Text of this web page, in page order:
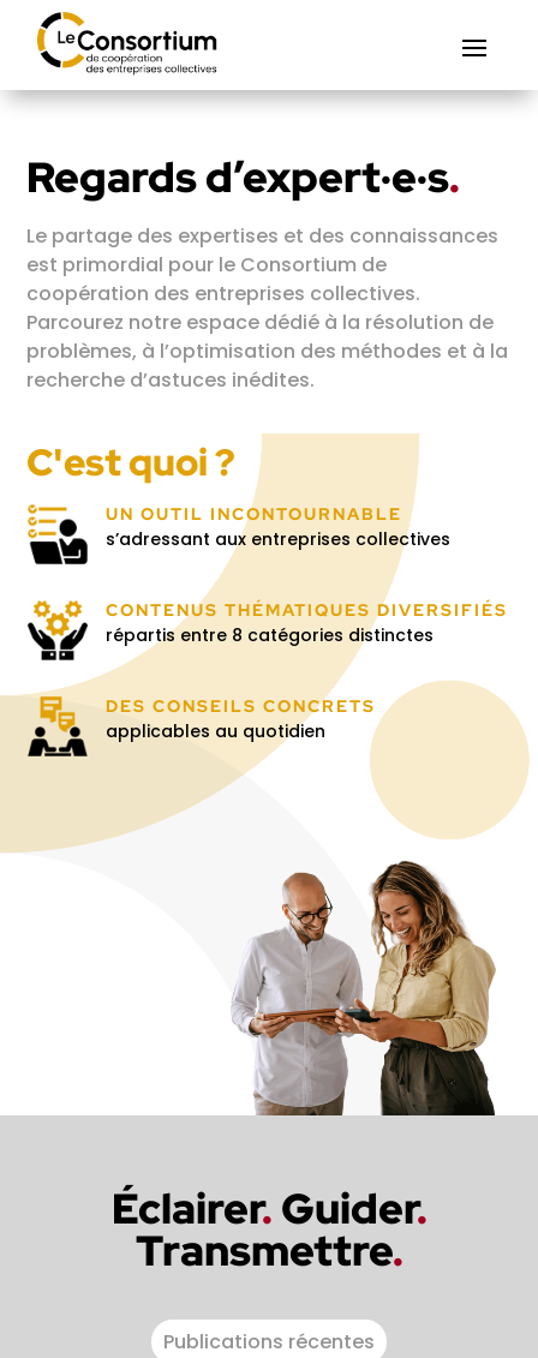
Regards d’expert·e·s.
Le partage des expertises et des connaissances
est primordial pour le Consortium de
coopération des entreprises collectives.
Parcourez notre espace dédié à la résolution de
problèmes, à l’optimisation des méthodes et à la
recherche d’astuces inédites.
C'est quoi ?
UN OUTIL INCONTOURNABLE
s’adressant aux entreprises collectives
CONTENUS THÉMATIQUES DIVERSIFIÉS
répartis entre 8 catégories distinctes
DES CONSEILS CONCRETS
applicables au quotidien
Éclairer.Guider.
Transmettre.
Publications récentes